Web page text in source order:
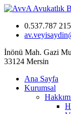
0.537.787
İnönü Mah. Gazi
33124 Mersin
Ana Sayfa
Kurumsal